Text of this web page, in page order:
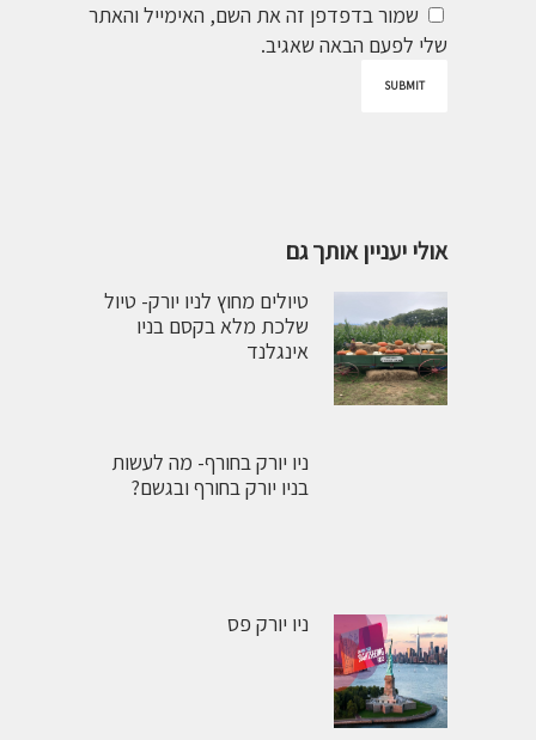
שמור בדפדפן זה את השם, האימייל והאתר
שלי לפעם הבאה שאגיב.
אולי יעניין אותך גם
טיולים מחוץ לניו יורק- טיול
שלכת מלא בקסם בניו
אינגלנד
ניו יורק בחורף- מה לעשות
בניו יורק בחורף ובגשם?
ניו יורק פס